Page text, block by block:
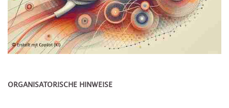
ORGANISATORISCHE HINWEISE